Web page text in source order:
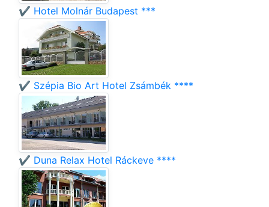
✔️ Hotel Molnár Budapest ***
✔️ Szépia Bio Art Hotel Zsámbék ****
✔️ Duna Relax Hotel Ráckeve ****